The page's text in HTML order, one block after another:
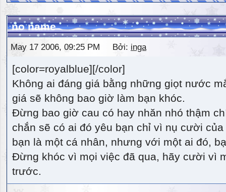
no name
May 17 2006, 09:25 PM Bởi: inga
[color=royalblue][/color]
Không ai đáng giá bằng những giọt nước
giá sẽ không bao giờ làm bạn khóc.
Đừng bao giờ cau có hay nhăn nhó thậm
chắn sẽ có ai đó yêu bạn chỉ vì nụ cười
bạn là một cá nhân, nhưng với một ai đó,
Đừng khóc vì mọi việc đã qua, hãy cười vì
trước.